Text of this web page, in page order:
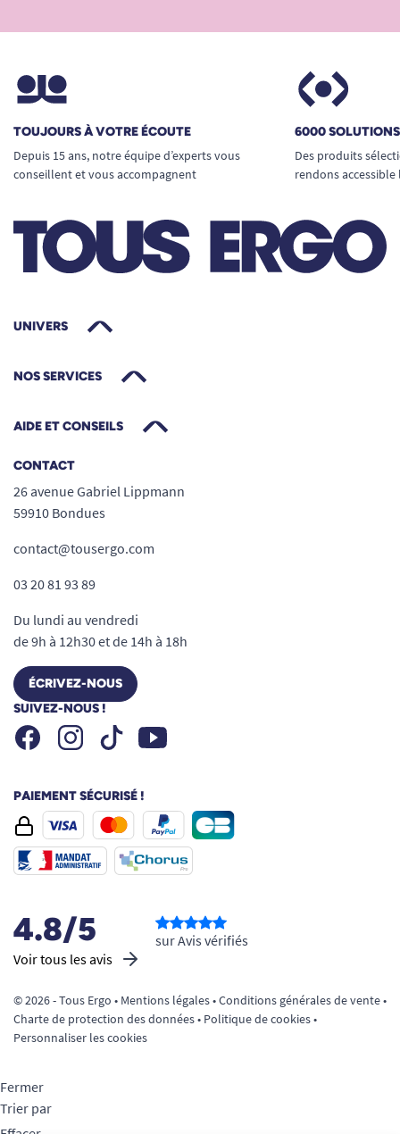
TOUJOURS À VOTRE ÉCOUTE
Depuis 15 ans, notre équipe d’experts vous
conseillent et vous accompagnent
6000
Des produits
rendons
UNIVERS
NOS SERVICES
AIDE ET CONSEILS
CONTACT
26 avenue Gabriel Lippmann
59910 Bondues
contact@tousergo.com
03 20 81 93 89
Du lundi au vendredi
de 9h à 12h30 et de 14h à 18h
ÉCRIVEZ-NOUS
SUIVEZ-NOUS !
FacebookInstagramTiktok Youtube
PAIEMENT SÉCURISÉ !
4.8/5
Voir tous les avis
sur Avis vérifiés
© 2026 - Tous Ergo • Mentions légales•Conditions générales de vente•
Charte de protection des données• Politique de cookies•
Personnaliser les cookies
Fermer
Trier par